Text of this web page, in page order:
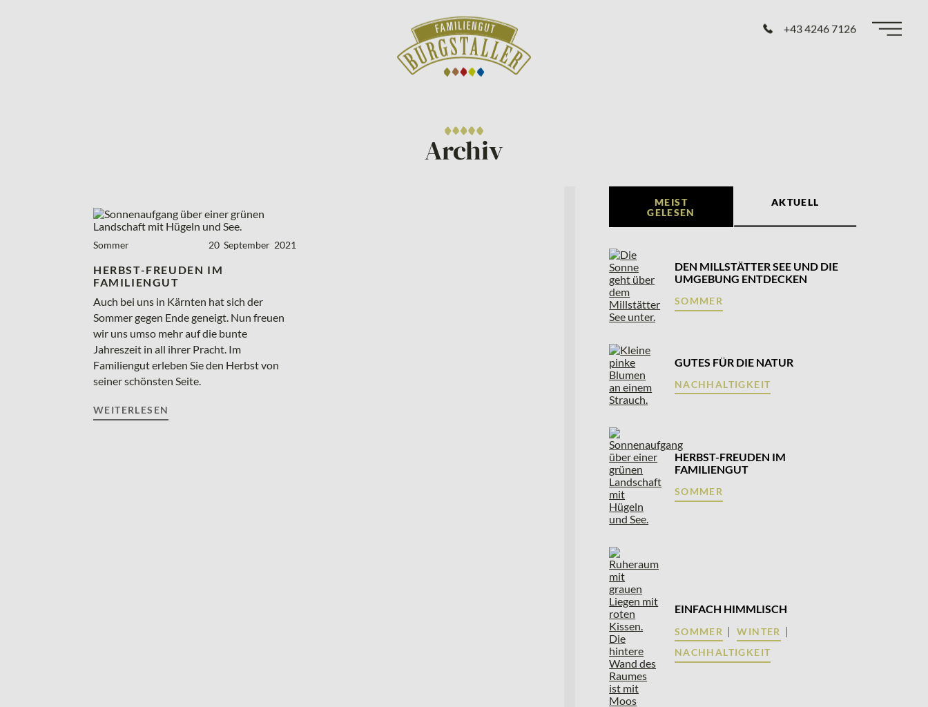
+43 4246 7126
Archiv
Sommer 20 September 2021
HERBST-FREUDEN IM
FAMILIENGUT
Auch bei uns in Kärnten hat sich der
Sommer gegen Ende geneigt. Nun freuen
wir uns umso mehr auf die bunte
Jahreszeit in all ihrer Pracht. Im
Familiengut erleben Sie den Herbst von
seiner schönsten Seite.
WEITERLESEN
MEIST
GELESEN
AKTUELL
DEN MILLSTÄTTER SEE UND DIE
UMGEBUNG ENTDECKEN
SOMMER
GUTES FÜR DIE NATUR
NACHHALTIGKEIT
HERBST-FREUDEN IM
FAMILIENGUT
SOMMER
EINFACH HIMMLISCH
SOMMER | WINTER |
NACHHALTIGKEIT